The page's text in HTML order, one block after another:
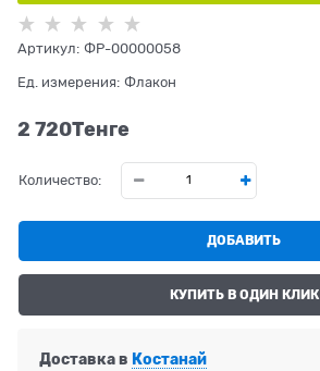
Артикул: ФР-00000058
Ед. измерения: Флакон
2 720Tенге
Количество:
ДОБАВИТЬ
КУПИТЬ В ОДИН КЛИК
Доставка в Костанай